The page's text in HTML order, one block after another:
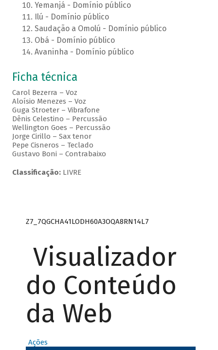
Yemanjá - Domínio público
Ilú - Domínio público
Saudação a Omolú - Domínio público
Obá - Domínio público
Avaninha - Domínio público
Ficha técnica
Carol Bezerra – Voz
Aloísio Menezes – Voz
Guga Stroeter – Vibrafone
Dênis Celestino – Percussão
Wellington Goes – Percussão
Jorge Cirillo – Sax tenor
Pepe Cisneros – Teclado
Gustavo Boni – Contrabaixo
Classificação:LIVRE
Z7_7QGCHA41LODH60A3OQA8RN14L7
Visualizador
do Conteúdo
da Web
Ações